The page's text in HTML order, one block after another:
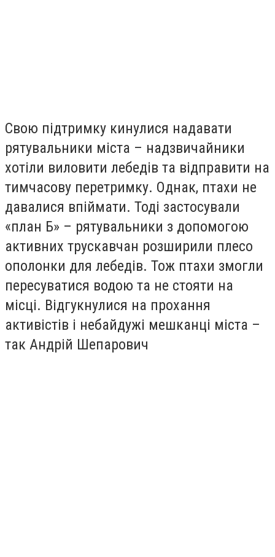
Свою підтримку кинулися надавати
рятувальники міста – надзвичайники
хотіли виловити лебедів та відправити на
тимчасову перетримку. Однак, птахи не
давалися впіймати. Тоді застосували
«план Б» – рятувальники з допомогою
активних трускавчан розширили плесо
ополонки для лебедів. Тож птахи змогли
пересуватися водою та не стояти на
місці. Відгукнулися на прохання
активістів і небайдужі мешканці міста –
так Андрій Шепарович